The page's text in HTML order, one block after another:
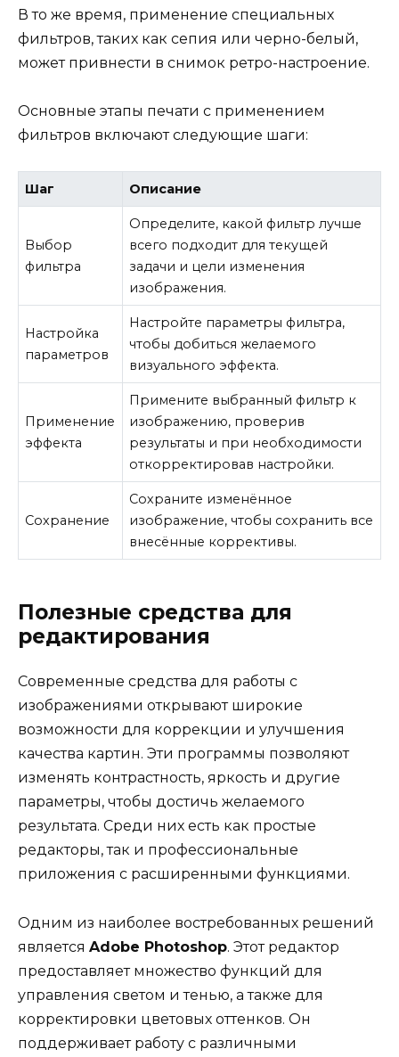
В то же время, применение специальных
фильтров, таких как сепия или черно-белый,
может привнести в снимок ретро-настроение.
Основные этапы печати с применением
фильтров включают следующие шаги:
Шаг Описание
Выбор
фильтра
Определите, какой фильтр лучше
всего подходит для текущей
задачи и цели изменения
изображения.
Настройка
параметров
Настройте параметры фильтра,
чтобы добиться желаемого
визуального эффекта.
Применение
эффекта
Примените выбранный фильтр к
изображению, проверив
результаты и при необходимости
откорректировав настройки.
Сохранение
Сохраните изменённое
изображение, чтобы сохранить все
внесённые коррективы.
Полезные средства для
редактирования
Современные средства для работы с
изображениями открывают широкие
возможности для коррекции и улучшения
качества картин. Эти программы позволяют
изменять контрастность, яркость и другие
параметры, чтобы достичь желаемого
результата. Среди них есть как простые
редакторы, так и профессиональные
приложения с расширенными функциями.
Одним из наиболее востребованных решений
является Adobe Photoshop. Этот редактор
предоставляет множество функций для
управления светом и тенью, а также для
корректировки цветовых оттенков. Он
поддерживает работу с различными